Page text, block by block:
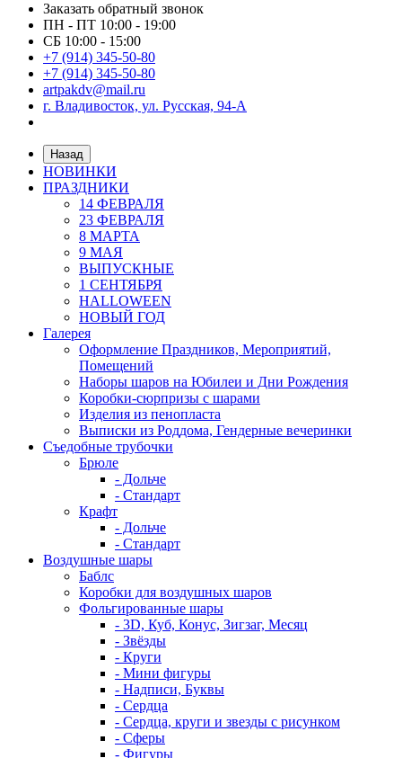
Заказать обратный звонок
ПН - ПТ 10:00 - 19:00
СБ 10:00 - 15:00
+7 (914) 345-50-80
+7 (914) 345-50-80
artpakdv@mail.ru
г. Владивосток, ул. Русская, 94-А
Назад
НОВИНКИ
ПРАЗДНИКИ
14 ФЕВРАЛЯ
23 ФЕВРАЛЯ
8 МАРТА
9 МАЯ
ВЫПУСКНЫЕ
1 СЕНТЯБРЯ
HALLOWEEN
НОВЫЙ ГОД
Галерея
Оформление Праздников, Мероприятий,
Помещений
Наборы шаров на Юбилеи и Дни Рождения
Коробки-сюрпризы с шарами
Изделия из пенопласта
Выписки из Роддома, Гендерные вечеринки
Съедобные трубочки
Брюле
- Дольче
- Стандарт
Крафт
- Дольче
- Стандарт
Воздушные шары
Баблс
Коробки для воздушных шаров
Фольгированные шары
- 3D, Куб, Конус, Зигзаг, Месяц
- Звёзды
- Круги
- Мини фигуры
- Надписи, Буквы
- Сердца
- Сердца, круги и звезды с рисунком
- Сферы
- Фигуры